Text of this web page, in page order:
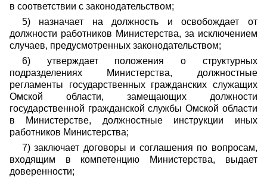
в соответствии с законодательством;
5) назначает на должность и освобождает от
должности работников Министерства, за исключением
случаев, предусмотренных законодательством;
6) утверждает положения о структурных
подразделениях Министерства, должностные
регламенты государственных гражданских служащих
Омской области, замещающих должности
государственной гражданской службы Омской области
в Министерстве, должностные инструкции иных
работников Министерства;
7) заключает договоры и соглашения по вопросам,
входящим в компетенцию Министерства, выдает
доверенности;